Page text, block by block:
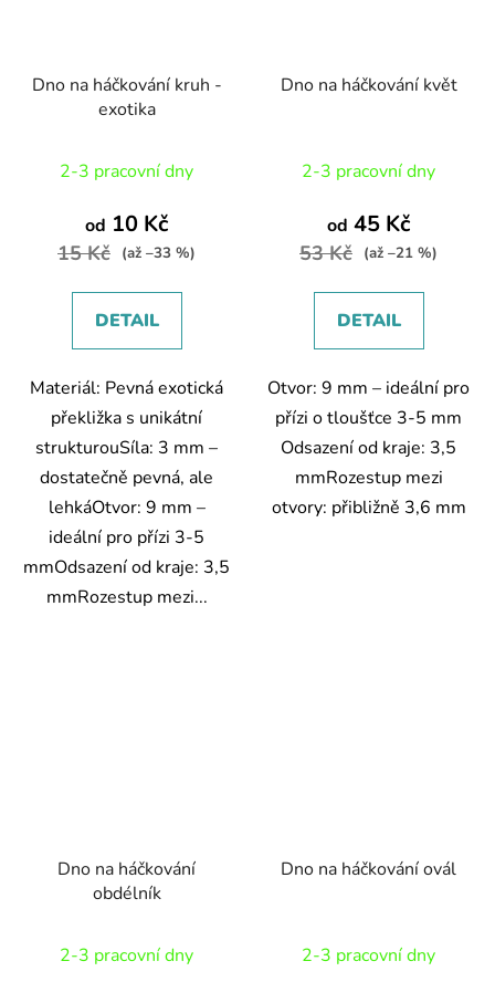
Dno na háčkování kruh -
exotika
2-3 pracovní dny
od 10 Kč
15 Kč (až –33 %)
DETAIL
Materiál: Pevná exotická
překližka s unikátní
strukturouSíla: 3 mm –
dostatečně pevná, ale
lehkáOtvor: 9 mm –
ideální pro přízi 3-5
mmOdsazení od kraje: 3,5
mmRozestup mezi...
Dno na háčkování květ
2-3 pracovní dny
od 45 Kč
53 Kč (až –21 %)
DETAIL
Otvor: 9 mm – ideální pro
přízi o tloušťce 3-5 mm
Odsazení od kraje: 3,5
mmRozestup mezi
otvory: přibližně 3,6 mm
Dno na háčkování
obdélník
hodnocení
2-3 pracovní dny
Dno na háčkování ovál
hodnocení
2-3 pracovní dny